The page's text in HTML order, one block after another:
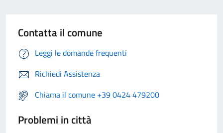
Contatta il comune
Leggi le domande frequenti
Richiedi Assistenza
Chiama il comune +39 0424 479200
Problemi in città